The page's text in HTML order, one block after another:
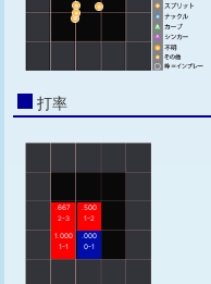
打率
.667
2-3
.500
1-2
1.000
1-1
.000
0-1